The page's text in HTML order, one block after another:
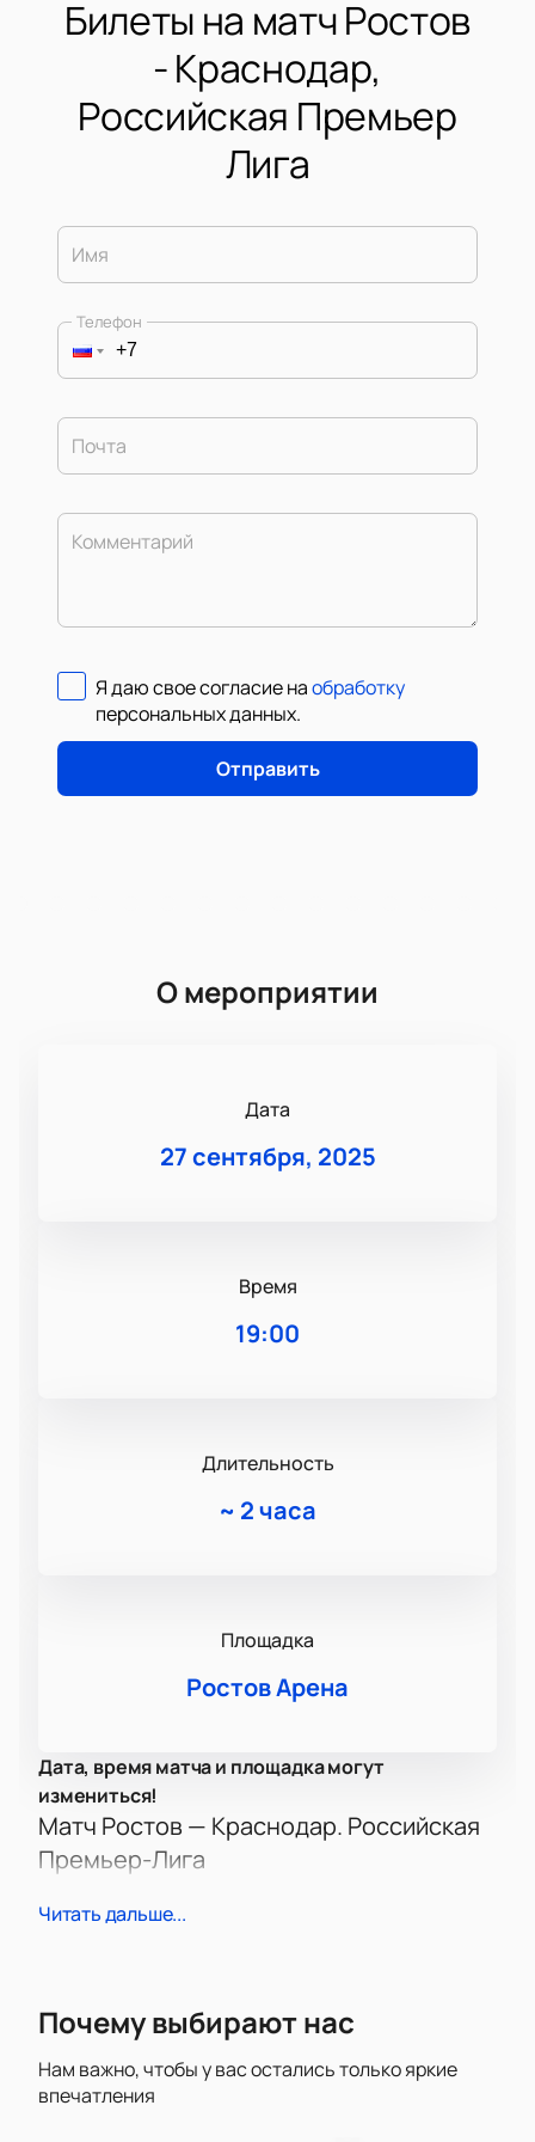
Билеты на матч Ростов
- Краснодар,
Российская Премьер
Лига
Имя
Телефон
Почта
Комментарий
Я даю свое согласие наобработку
персональных данных.
Отправить
О мероприятии
Дата
27 сентября, 2025
Время
19:00
Длительность
~ 2 часа
Площадка
Ростов Арена
Дата, время матча и площадка могут
измениться!
Матч Ростов — Краснодар. Российская
Премьер-Лига
матчей — встреча клубов Ростов и Краснодар.
футбола в России. Каждый матч между этими
клубами полон азарта, напряжения и неожиданных
поворотов. Предстоящая игра — шанс увидеть
настоящий футбольный праздник, где эмоции на
Читать дальше...
Почему выбирают нас
Нам важно, чтобы у вас остались только яркие
впечатления